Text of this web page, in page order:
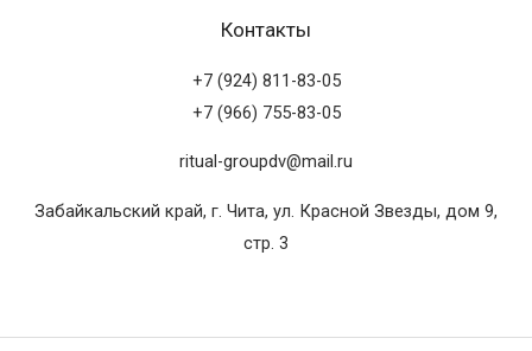
Контакты
+7 (924) 811-83-05
+7 (966) 755-83-05
ritual-groupdv@mail.ru
Забайкальский край, г. Чита, ул. Красной Звезды, дом 9,
стр. 3